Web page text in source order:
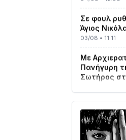
Άγιος
03/08 • 11:11
Πανήγυρη
Σωτήρος
03/08 • 07:45
οχήματα
02/08 • 18:26